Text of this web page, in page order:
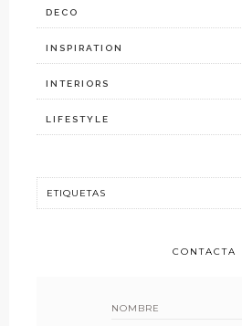
DECO
INSPIRATION
INTERIORS
LIFESTYLE
CONTACTA